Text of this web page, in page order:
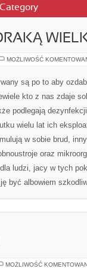
MOŻLIWOŚĆ
są po to aby
kto z nas zdaje
podlegają
wielu lat ich
w sobie brud,
oraz
ludzi, jacy w tych
być albowiem
MOŻLIWOŚĆ